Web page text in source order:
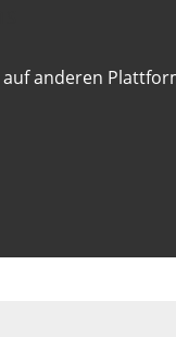
auf anderen